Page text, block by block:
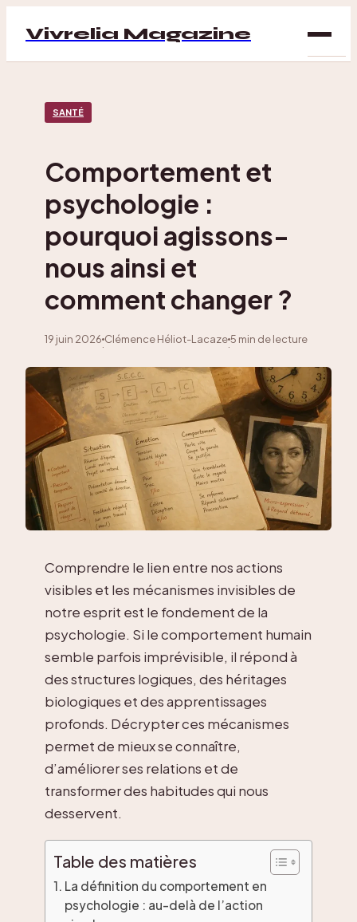
Vivrelia Magazine
SANTÉ
Comportement et
psychologie :
pourquoi agissons-
nous ainsi et
comment changer ?
19 juin 2026
·
Clémence Héliot-Lacaze
·
5 min de lecture
Comprendre le lien entre nos actions
visibles et les mécanismes invisibles de
notre esprit est le fondement de la
psychologie. Si le comportement humain
semble parfois imprévisible, il répond à
des structures logiques, des héritages
biologiques et des apprentissages
profonds. Décrypter ces mécanismes
permet de mieux se connaître,
d’améliorer ses relations et de
transformer des habitudes qui nous
desservent.
Table des matières
La définition du comportement en
psychologie : au-delà de l’action